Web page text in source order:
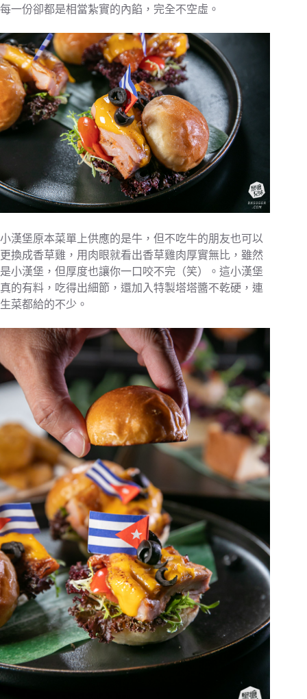
每一份卻都是相當紮實的內餡，完全不空虛。
小漢堡原本菜單上供應的是牛，但不吃牛的朋友也可以
更換成香草雞，用肉眼就看出香草雞肉厚實無比，雖然
是小漢堡，但厚度也讓你一口咬不完（笑）。這小漢堡
真的有料，吃得出細節，還加入特製塔塔醬不乾硬，連
生菜都給的不少。